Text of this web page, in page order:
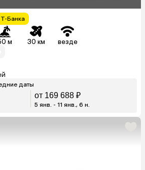
Банка
м 30 км везде
даты
от 169 688 ₽
5 янв. - 11 янв., 6 н.